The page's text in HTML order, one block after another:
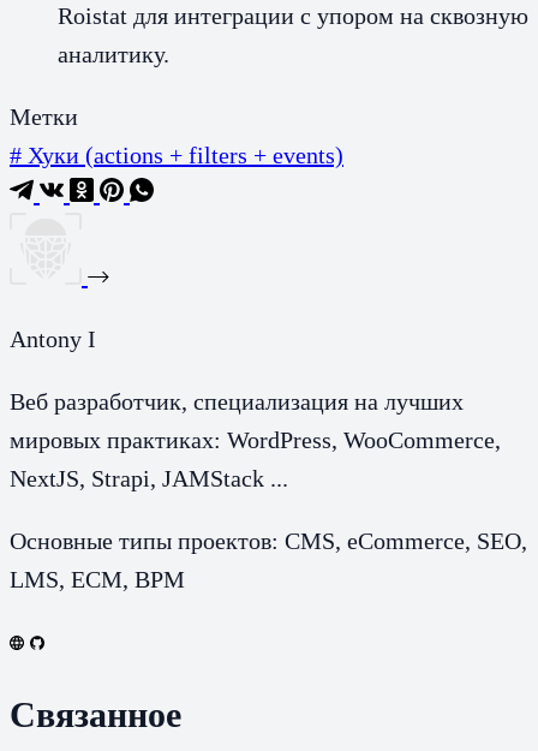
Roistat для интеграции с упором на сквозную
аналитику.
Метки
# Хуки (actions + filters + events)
Antony I
Веб разработчик, специализация на лучших
мировых практиках: WordPress, WooCommerce,
NextJS, Strapi, JAMStack ...
Основные типы проектов: CMS, eCommerce, SEO,
LMS, ECM, BPM
Связанное